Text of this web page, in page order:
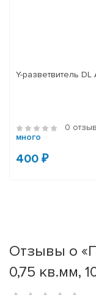
Y-разветвитель DL
0
много
400 ₽
Отзывы о
0,75 кв.мм,